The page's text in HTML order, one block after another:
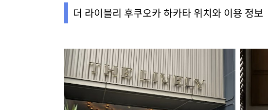
더 라이블리 후쿠오카 하카타 위치와 이용 정보